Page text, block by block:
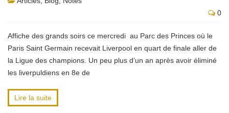
0
Affiche des grands soirs ce mercredi au Parc des Princes où le
Paris Saint Germain recevait Liverpool en quart de finale aller de
la Ligue des champions. Un peu plus d’un an après avoir éliminé
les liverpuldiens en 8e de
Lire la suite